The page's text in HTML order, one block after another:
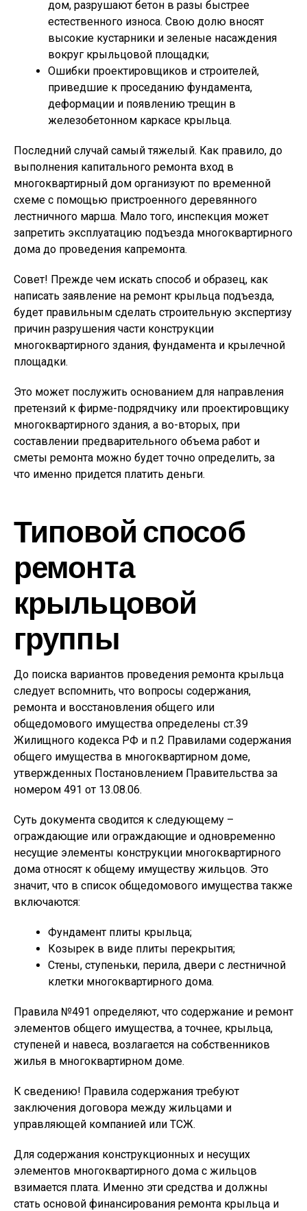
дом, разрушают бетон в разы быстрее
естественного износа. Свою долю вносят
высокие кустарники и зеленые насаждения
вокруг крыльцовой площадки;
Ошибки проектировщиков и строителей,
приведшие к проседанию фундамента,
деформации и появлению трещин в
железобетонном каркасе крыльца.
Последний случай самый тяжелый. Как правило, до
выполнения капитального ремонта вход в
многоквартирный дом организуют по временной
схеме с помощью пристроенного деревянного
лестничного марша. Мало того, инспекция может
запретить эксплуатацию подъезда многоквартирного
дома до проведения капремонта.
Совет! Прежде чем искать способ и образец, как
написать заявление на ремонт крыльца подъезда,
будет правильным сделать строительную экспертизу
причин разрушения части конструкции
многоквартирного здания, фундамента и крылечной
площадки.
Это может послужить основанием для направления
претензий к фирме-подрядчику или проектировщику
многоквартирного здания, а во-вторых, при
составлении предварительного объема работ и
сметы ремонта можно будет точно определить, за
что именно придется платить деньги.
Типовой способ
ремонта
крыльцовой
группы
До поиска вариантов проведения ремонта крыльца
следует вспомнить, что вопросы содержания,
ремонта и восстановления общего или
общедомового имущества определены ст.39
Жилищного кодекса РФ и п.2 Правилами содержания
общего имущества в многоквартирном доме,
утвержденных Постановлением Правительства за
номером 491 от 13.08.06.
Суть документа сводится к следующему –
ограждающие или ограждающие и одновременно
несущие элементы конструкции многоквартирного
дома относят к общему имуществу жильцов. Это
значит, что в список общедомового имущества также
включаются:
Фундамент плиты крыльца;
Козырек в виде плиты перекрытия;
Стены, ступеньки, перила, двери с лестничной
клетки многоквартирного дома.
Правила №491 определяют, что содержание и ремонт
элементов общего имущества, а точнее, крыльца,
ступеней и навеса, возлагается на собственников
жилья в многоквартирном доме.
К сведению! Правила содержания требуют
заключения договора между жильцами и
управляющей компанией или ТСЖ.
Для содержания конструкционных и несущих
элементов многоквартирного дома с жильцов
взимается плата. Именно эти средства и должны
стать основой финансирования ремонта крыльца и